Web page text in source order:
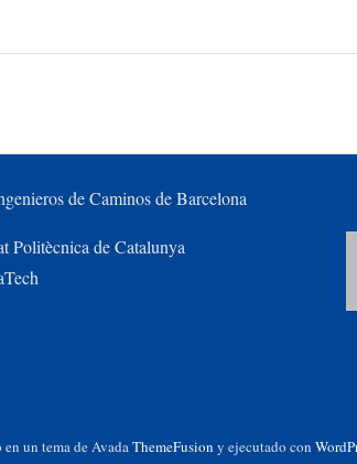
de Caminos de Barcelona
Politècnica de Catalunya
en un tema de AvadaThemeFusion y ejecutado con